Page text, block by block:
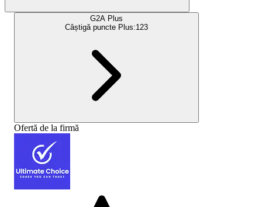
G2A Plus
Câștigă puncte Plus:123
Ofertă de la firmă